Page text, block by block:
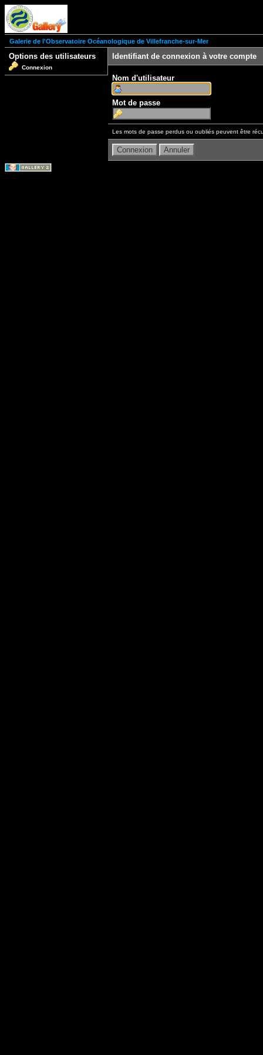
Galerie de l'Observatoire Océanologique de Villefranche-sur-Mer
Options des utilisateurs
Connexion
Identifiant de connexion à votre compte
Nom d'utilisateur
Mot de passe
Les mots de passe perdus ou oubliés peuvent être